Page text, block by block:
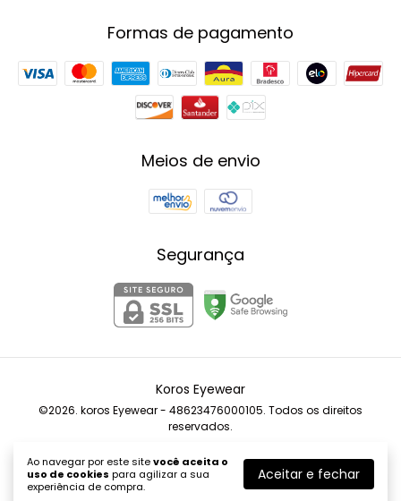
Ao navegar por este sitevocê aceita o
uso de cookies para agilizar a sua
experiência de compra.
Aceitar e fechar
Formas de pagamento
Meios de envio
Segurança
Koros Eyewear
©2026. koros Eyewear - 48623476000105. Todos os direitos
reservados.